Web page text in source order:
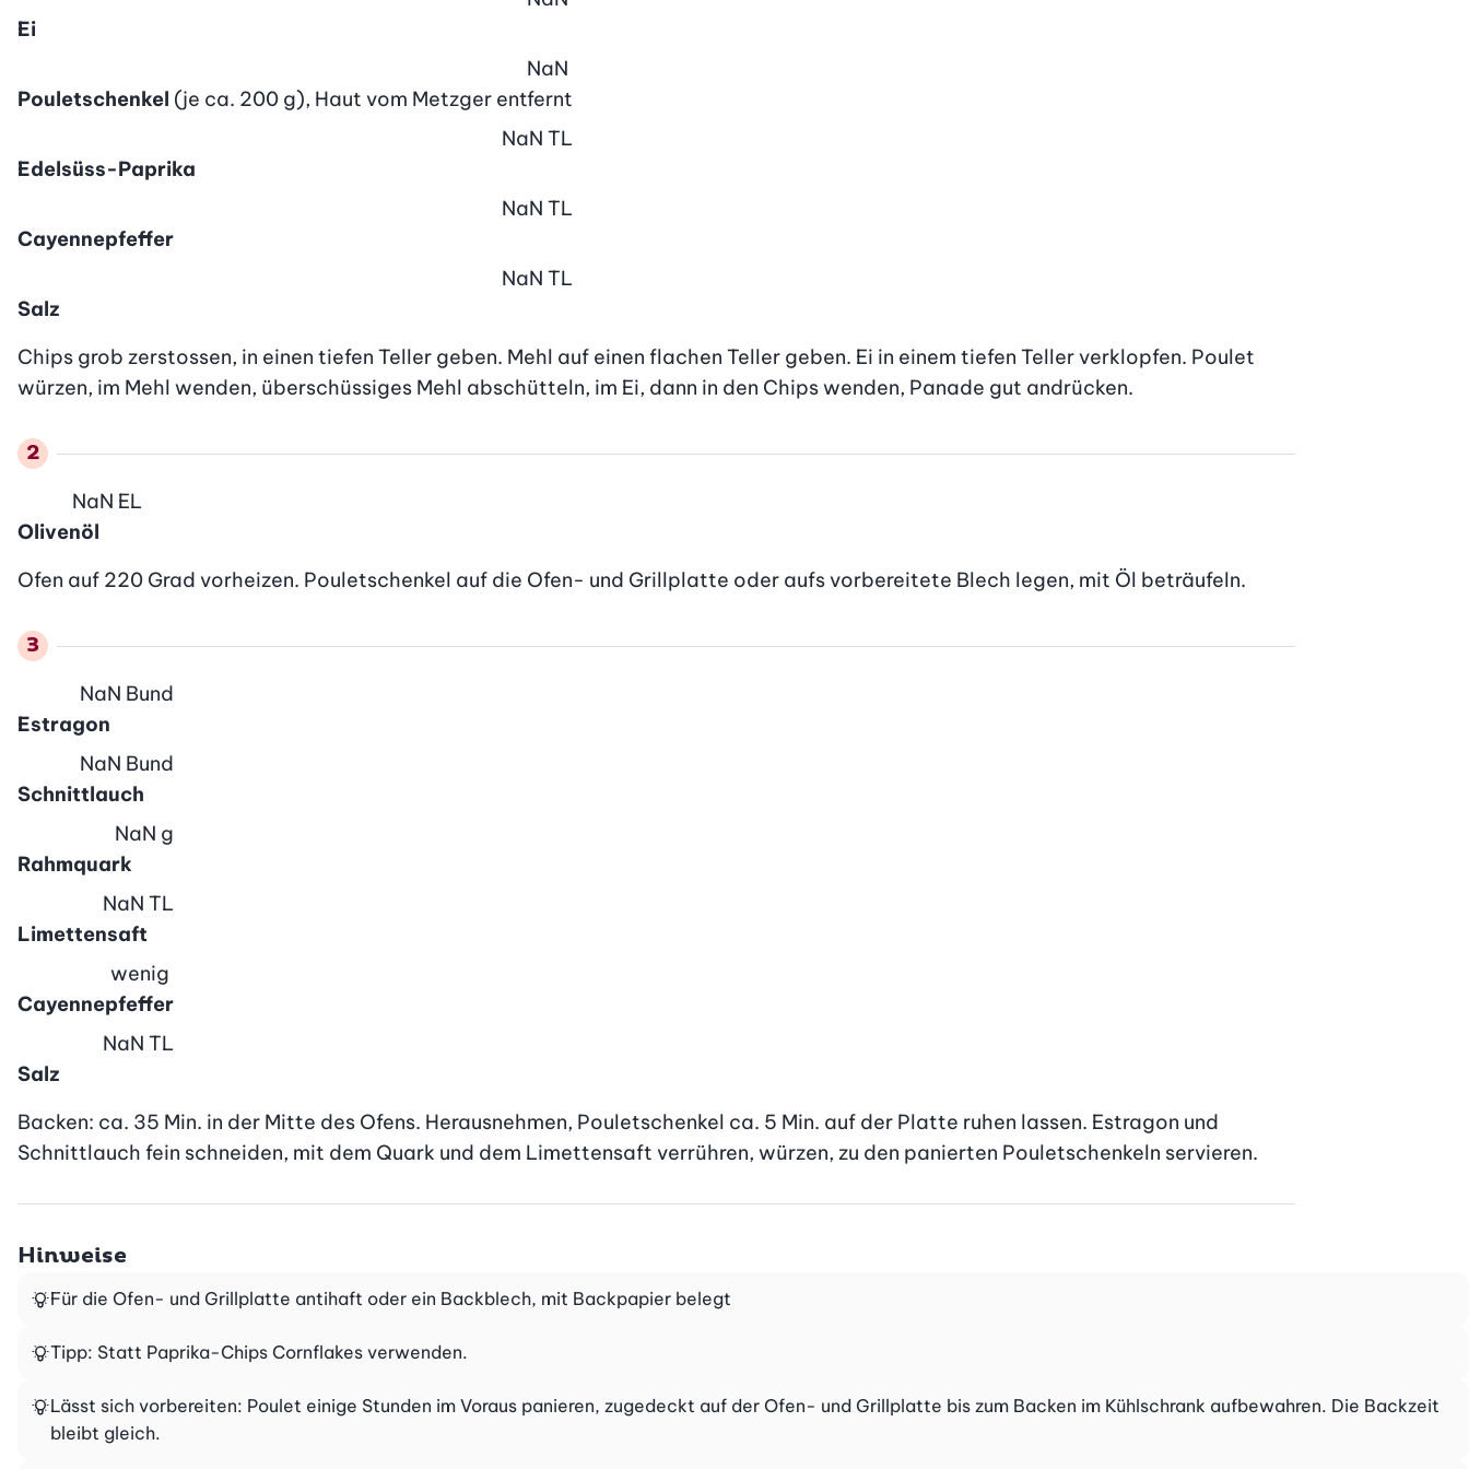
Ei
Pouletschenkel (je ca. 200 g), Haut vom Metzger entfernt
NaN
Edelsüss-Paprika
NaN TL
Cayennepfeffer
NaN TL
Salz
NaN TL
Chips grob zerstossen, in einen tiefen Teller geben. Mehl auf einen flachen Teller geben. Ei in einem tiefen Teller verklopfen. Poulet
würzen, im Mehl wenden, überschüssiges Mehl abschütteln, im Ei, dann in den Chips wenden, Panade gut andrücken.
Olivenöl
NaN EL
Ofen auf 220 Grad vorheizen. Pouletschenkel auf die Ofen- und Grillplatte oder aufs vorbereitete Blech legen, mit Öl beträufeln.
Estragon
NaN Bund
Schnittlauch
NaN Bund
Rahmquark
NaN g
Limettensaft
NaN TL
Cayennepfeffer
wenig
Salz
NaN TL
Backen: ca. 35 Min. in der Mitte des Ofens. Herausnehmen, Pouletschenkel ca. 5 Min. auf der Platte ruhen lassen. Estragon und
Schnittlauch fein schneiden, mit dem Quark und dem Limettensaft verrühren, würzen, zu den panierten Pouletschenkeln servieren.
Hinweise
Für die Ofen- und Grillplatte antihaft oder ein Backblech, mit Backpapier belegt
Tipp: Statt Paprika-Chips Cornflakes verwenden.
Lässt sich vorbereiten: Poulet einige Stunden im Voraus panieren, zugedeckt auf der Ofen- und Grillplatte bis zum Backen im Kühlschrank aufbewahren. Die Backzeit
bleibt gleich.